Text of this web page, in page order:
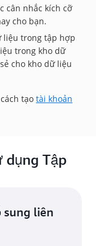
cân nhắc kích cỡ
cho bạn.
liệu trong tập hợp
trong kho dữ
cho kho dữ liệu
tạo tài khoản
dụng Tập
sung liên